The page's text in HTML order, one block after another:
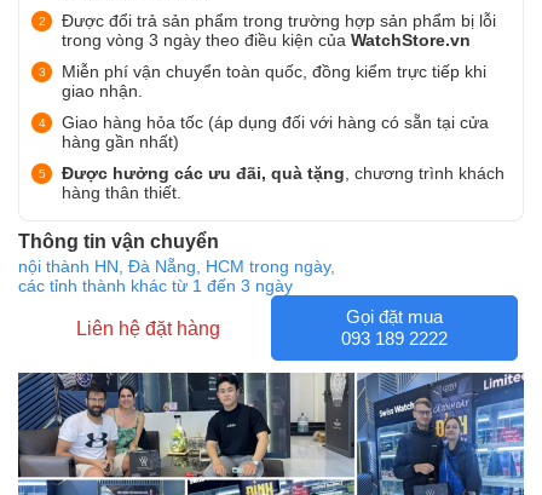
Được đổi trả sản phẩm trong trường hợp sản phẩm bị lỗi
trong vòng 3 ngày theo điều kiện của WatchStore.vn
Miễn phí vận chuyển toàn quốc, đồng kiểm trực tiếp khi
giao nhận.
Giao hàng hỏa tốc (áp dụng đối với hàng có sẵn tại cửa
hàng gần nhất)
Được hưởng các ưu đãi, quà tặng , chương trình khách
hàng thân thiết.
Thông tin vận chuyển
nội thành HN, Đà Nẵng, HCM trong ngày,
các tỉnh thành khác từ 1 đến 3 ngày
Liên hệ đặt hàng
Gọi đặt mua
093 189 2222